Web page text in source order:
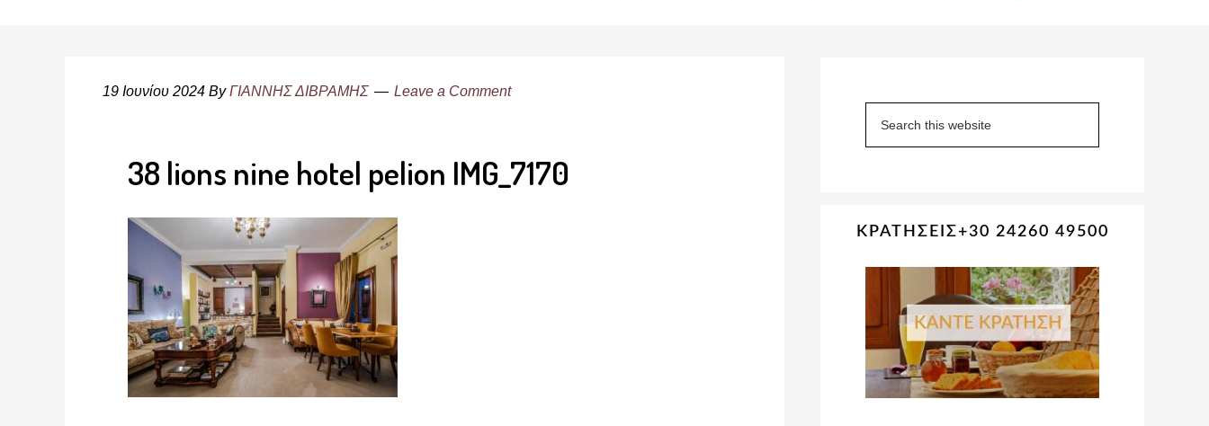
19 Ιουνίου 2024 ByΓΙΑΝΝΗΣ ΔΙΒΡΑΜΗΣ Leave a Comment
38 lions nine hotel pelion IMG_7170
Sidebar
ΚΡΑΤΗΣΕΙΣ+30 24260 49500